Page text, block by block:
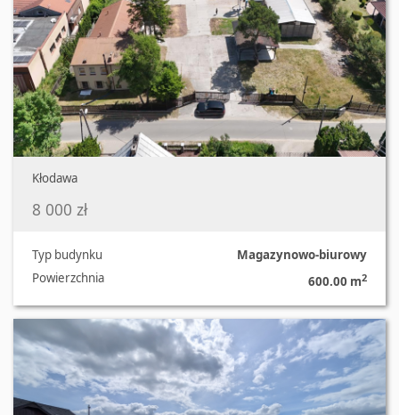
Kłodawa
8 000 zł
Typ budynku
Magazynowo-biurowy
Powierzchnia
600.00 m2